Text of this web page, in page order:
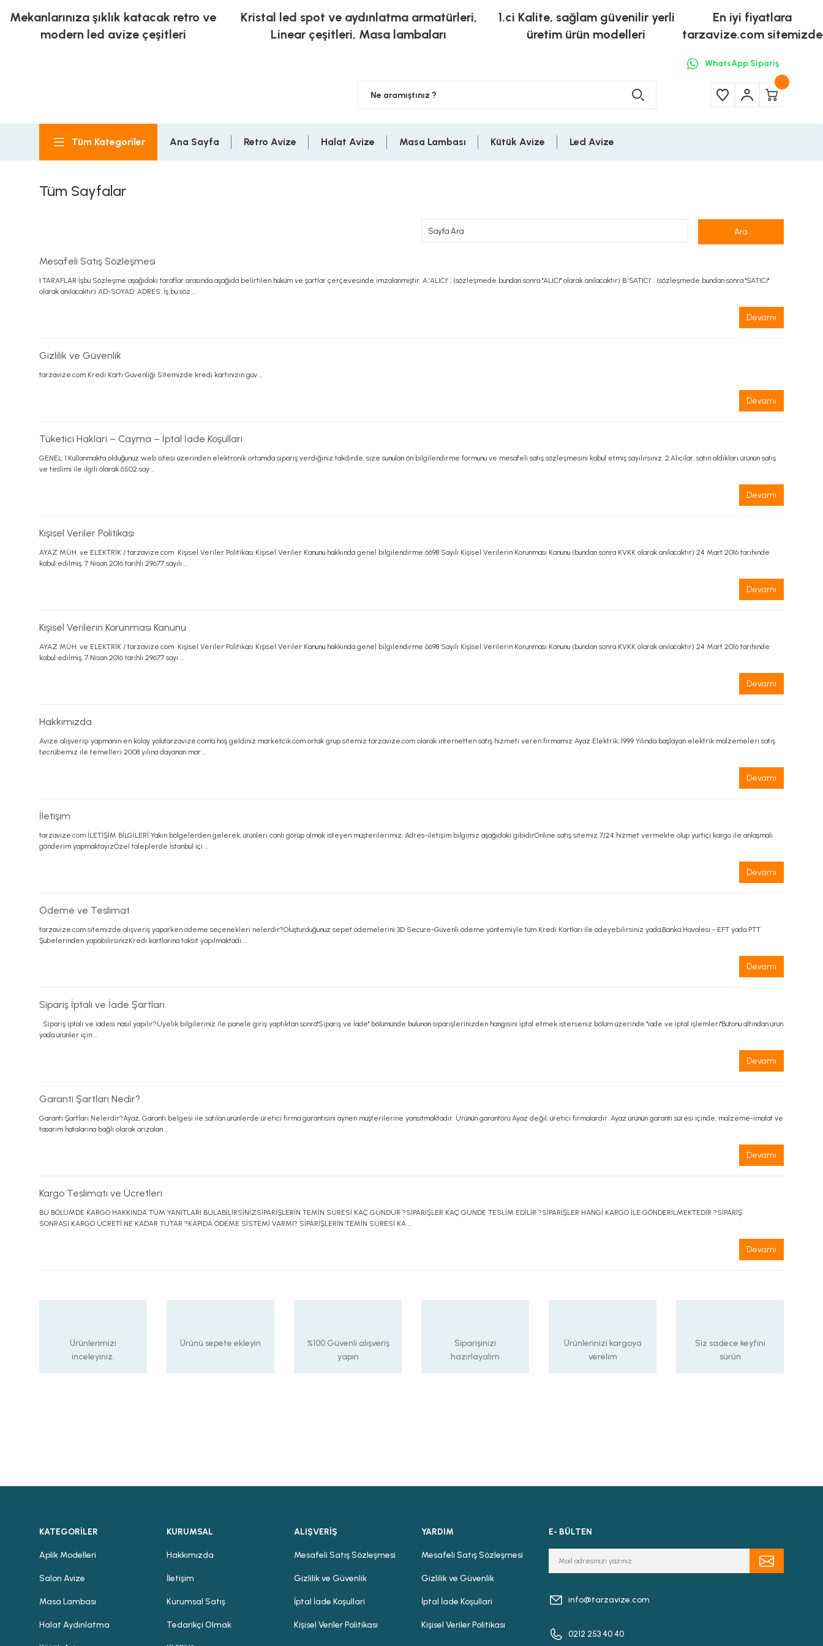
Mekanlarınıza şıklık katacak retro ve
modern led avize çeşitleri
Kristal led spot ve aydınlatma armatürleri,
Linear çeşitleri, Masa lambaları
1.ci Kalite, sağlam güvenilir yerli
üretim ürün modelleri
En iyi fiyatlara
tarzavize.com sitemizde
WhatsApp Sipariş
Tüm Kategoriler Ana Sayfa Retro Avize Halat Avize Masa Lambası Kütük Avize Led Avize
Tüm Sayfalar
Mesafeli Satış Sözleşmesi
1.TARAFLAR İşbu Sözleşme aşağıdaki taraflar arasında aşağıda belirtilen hüküm ve şartlar çerçevesinde imzalanmıştır. A.‘ALICI’ ; (sözleşmede bundan sonra "ALICI" olarak anılacaktır) B.‘SATICI’ ; (sözleşmede bundan sonra "SATICI"
olarak anılacaktır) AD-SOYAD: ADRES: İş bu söz ...
Devamı
Gizlilik ve Güvenlik
tarzavize.com Kredi Kartı Güvenliği Sitemizde kredi kartınızın güv ...
Devamı
Tüketici Haklari – Cayma – İptal İade Koşullari
GENEL: 1.Kullanmakta olduğunuz web sitesi üzerinden elektronik ortamda sipariş verdiğiniz takdirde, size sunulan ön bilgilendirme formunu ve mesafeli satış sözleşmesini kabul etmiş sayılırsınız. 2.Alıcılar, satın aldıkları ürünün satış
ve teslimi ile ilgili olarak 6502 say ...
Devamı
Kişisel Veriler Politikası
AYAZ MÜH. ve ELEKTRİK / tarzavize.com Kişisel Veriler Politikası Kişisel Veriler Kanunu hakkında genel bilgilendirme 6698 Sayılı Kişisel Verilerin Korunması Kanunu (bundan sonra KVKK olarak anılacaktır) 24 Mart 2016 tarihinde
kabul edilmiş, 7 Nisan 2016 tarihli 29677 sayılı ...
Devamı
Kişisel Verilerin Korunması Kanunu
AYAZ MÜH. ve ELEKTRİK / tarzavize.com Kişisel Veriler Politikası Kişisel Veriler Kanunu hakkında genel bilgilendirme 6698 Sayılı Kişisel Verilerin Korunması Kanunu (bundan sonra KVKK olarak anılacaktır) 24 Mart 2016 tarihinde
kabul edilmiş, 7 Nisan 2016 tarihli 29677 sayı ...
Devamı
Hakkımızda
Avize alışverişi yapmanın en kolay yolutarzavize.com'a hoş geldiniz marketcik.com ortak grup sitemiz tarzavize.com olarak internetten satış hizmeti veren firmamız Ayaz Elektrik; 1999 Yılında başlayan elektrik malzemeleri satış
tecrübemiz ile temelleri 2008 yılına dayanan mar ...
Devamı
İletişim
tarzavize.com İLETİŞİM BİLGİLERİ Yakın bölgelerden gelerek, ürünleri canlı görüp almak isteyen müşterilerimiz; Adres-iletişim bilgimiz aşağıdaki gibidirOnline satış sitemiz 7/24 hizmet vermekte olup yurtiçi kargo ile anlaşmalı
gönderim yapmaktayızÖzel taleplerde İstanbul içi ...
Devamı
Ödeme ve Teslimat
tarzavize.com sitemizde alışveriş yaparken ödeme seçenekleri nelerdir?Oluşturduğunuz sepet ödemelerini 3D Secure-Güvenli ödeme yöntemiyle tüm Kredi Kartları ile ödeyebilirsiniz yada;Banka Havalesi - EFT yada PTT
Şubelerinden yapabilirsinizKredi kartlarına taksit yapılmaktadı ...
Devamı
Sipariş İptali ve İade Şartları
Sipariş iptali ve iadesi nasıl yapılır?Üyelik bilgileriniz ile panele giriş yaptıktan sonra''Sipariş ve İade'' bölümünde bulunan siparişlerinizden hangisini iptal etmek isterseniz bölüm üzerinde ''iade ve iptal işlemleri''Butonu altından ürün
yada ürünler için ...
Devamı
Garanti Şartları Nedir?
Garanti Şartları Nelerdir?Ayaz, Garanti belgesi ile satılan ürünlerde üretici firma garantisini aynen müşterilerine yansıtmaktadır. Ürünün garantörü Ayaz değil, üretici firmalardır. Ayaz ürünün garanti süresi içinde, malzeme-imalat ve
tasarım hatalarına bağlı olarak arızalan ...
Devamı
Kargo Teslimatı ve Ücretleri
BU BÖLÜMDE KARGO HAKKINDA TÜM YANITLARI BULABİLİRSİNİZSİPARİŞLERİN TEMİN SÜRESİ KAÇ GÜNDÜR ?SİPARİŞLER KAÇ GÜNDE TESLİM EDİLİR ?SİPARİŞLER HANGİ KARGO İLE GÖNDERİLMEKTEDİR ?SİPARİŞ
SONRASI KARGO ÜCRETİ NE KADAR TUTAR ?KAPIDA ÖDEME SİSTEMİ VARMI? SİPARİŞLERİN TEMİN SÜRESİ KA ...
Devamı
Ürünlerimizi
inceleyiniz.
Ürünü sepete ekleyin
%100 Güvenli alışveriş
yapın
Siparişinizi
hazırlayalım
Ürünlerinizi kargoya
verelim
Siz sadece keyfini
sürün
KATEGORİLER
Aplik Modelleri
Salon Avize
Masa Lambası
Halat Aydınlatma
KURUMSAL
Hakkımızda
İletişim
Kurumsal Satış
Tedarikçi Olmak
ALIŞVERİŞ
Mesafeli Satış Sözleşmesi
Gizlilik ve Güvenlik
İptal İade Koşullari
Kişisel Veriler Politikası
YARDIM
Mesafeli Satış Sözleşmesi
Gizlilik ve Güvenlik
İptal İade Koşullari
Kişisel Veriler Politikası
E- BÜLTEN
info@tarzavize.com
0212 253 40 40